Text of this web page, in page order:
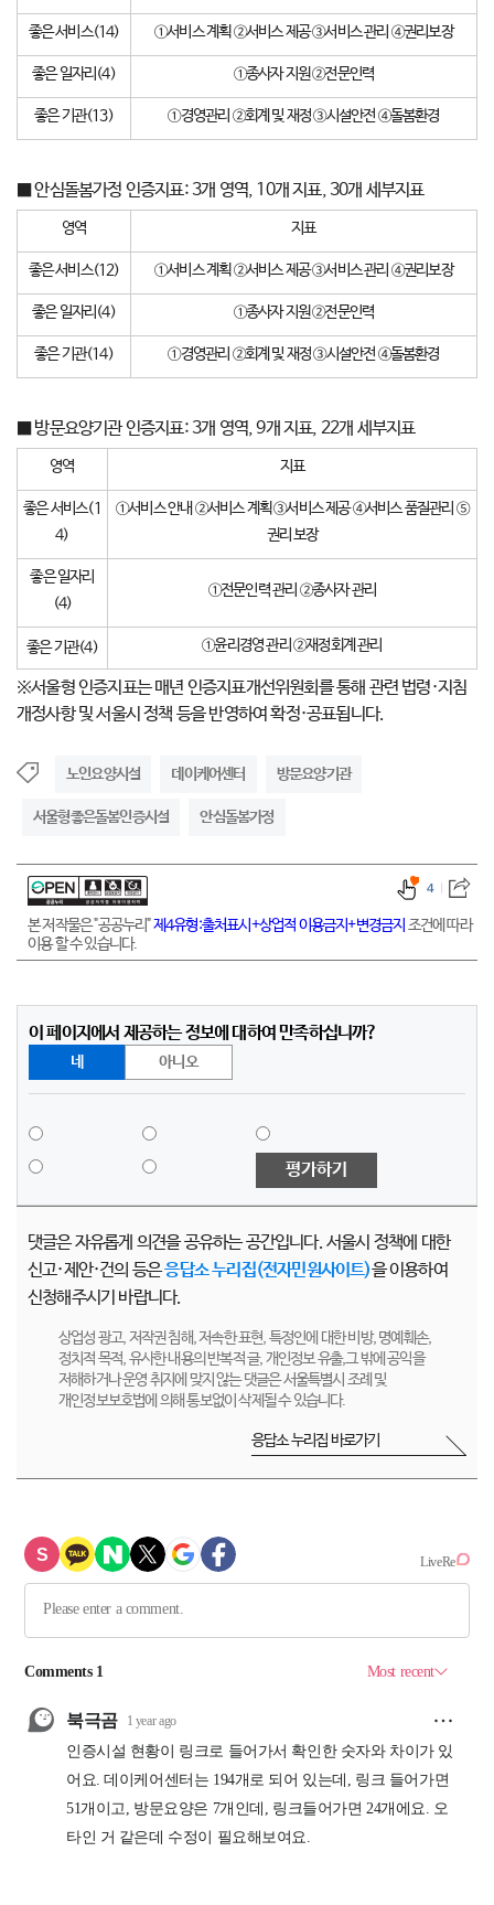
좋은 서비스(14) ①서비스 계획 ②서비스 제공 ③서비스 관리 ④권리보장
좋은 일자리(4) ①종사자 지원 ②전문인력
좋은 기관(13) ①경영관리 ②회계 및 재정 ③시설안전 ④돌봄환경
■ 안심돌봄가정 인증지표: 3개 영역, 10개 지표, 30개 세부지표
영역 지표
좋은 서비스(12) ①서비스 계획 ②서비스 제공 ③서비스 관리 ④권리보장
좋은 일자리(4) ①종사자 지원 ②전문인력
좋은 기관(14) ①경영관리 ②회계 및 재정 ③시설안전 ④돌봄환경
■ 방문요양기관 인증지표: 3개 영역, 9개 지표, 22개 세부지표
영역 지표
좋은 서비스(1
4)
①서비스 안내 ②서비스 계획 ③서비스 제공 ④서비스 품질관리 ⑤
권리 보장
좋은 일자리
(4)
①전문인력 관리 ②종사자 관리
좋은 기관(4) ①윤리경영 관리 ②재정회계 관리
※서울형 인증지표는 매년 인증지표개선위원회를 통해 관련 법령·지침
개정사항 및 서울시 정책 등을 반영하여 확정·공표됩니다.
노인요양시설 데이케어센터 방문요양기관
서울형좋은돌봄인증시설 안심돌봄가정
본 저작물은 "공공누리"제4유형:출처표시+상업적 이용금지+변경금지 조건에 따라
이용 할 수 있습니다.
4
이 페이지에서 제공하는 정보에 대하여 만족하십니까?
네 아니오
평가하기
댓글은 자유롭게 의견을 공유하는 공간입니다. 서울시 정책에 대한
신고·제안·건의 등은응답소 누리집(전자민원사이트)을 이용하여
신청해주시기 바랍니다.
상업성 광고, 저작권 침해, 저속한 표현, 특정인에 대한 비방, 명예훼손,
정치적 목적, 유사한 내용의 반복적 글, 개인정보 유출,그 밖에 공익을
저해하거나 운영 취지에 맞지 않는 댓글은 서울특별시 조례 및
개인정보보호법에 의해 통보없이 삭제될 수 있습니다.
응답소 누리집 바로가기